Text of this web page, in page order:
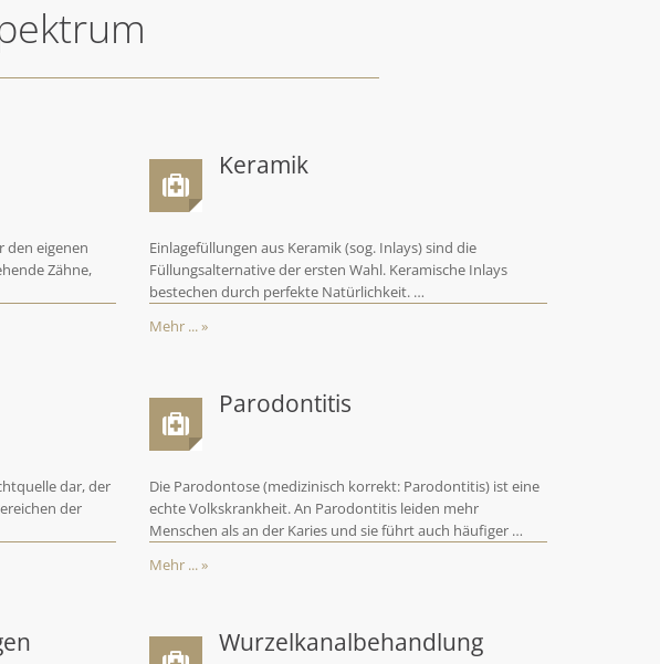
den eigenen
Zähne,
Keramik
Einlagefüllungen aus Keramik (sog. Inlays) sind die
Füllungsalternative der ersten Wahl. Keramische Inlays
bestechen durch perfekte Natürlichkeit. …
Mehr ... »
dar, der
der
Parodontitis
Die Parodontose (medizinisch korrekt: Parodontitis) ist eine
echte Volkskrankheit. An Parodontitis leiden mehr
Menschen als an der Karies und sie führt auch häufiger …
Mehr ... »
Wurzelkanalbehandlung